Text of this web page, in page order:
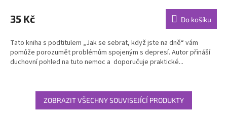
produktu
je
z
5
hvězdiček.
35 Kč Do košíku
Tato kniha s podtitulem „Jak se sebrat, když jste na dně“ vám
pomůže porozumět problémům spojeným s depresí. Autor přináší
duchovní pohled na tuto nemoc a doporučuje praktické...
ZOBRAZIT VŠECHNY SOUVISEJÍCÍ PRODUKTY